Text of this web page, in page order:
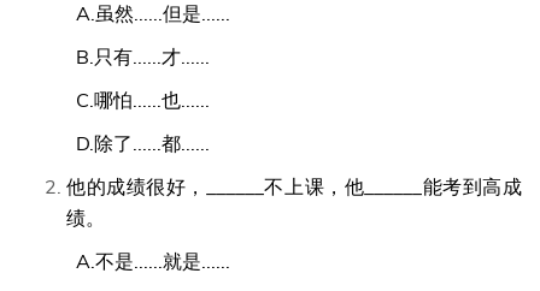
A.虽然......但是......
B.只有......才......
C.哪怕......也......
D.除了......都......
他的成绩很好，______不上课，他______能考到高成
绩。
A.不是......就是......